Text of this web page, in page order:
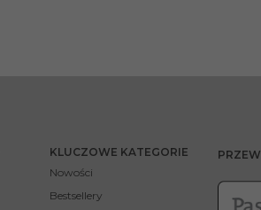
KLUCZOWE KATEGORIE
Nowości
Bestsellery